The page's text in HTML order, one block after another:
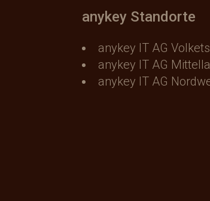
anykey Standorte
anykey IT AG
anykey IT AG
anykey IT AG